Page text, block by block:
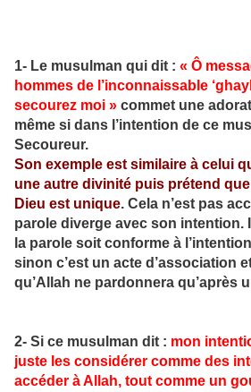
1- Le musulman qui dit : « Ô
hommes de l’inconnaissable
secourez moi » commet une
même si dans l’intention de ce
Secoureur.
Son exemple est similaire à celui
une autre divinité puis prétend
Dieu est unique. Cela n’est pas
parole diverge avec son intention.
la parole soit conforme à
sinon c’est un acte d’association
qu’Allah ne pardonnera qu’après
2- Si ce musulman dit : mon
juste les considérer comme des
accéder à Allah, tout comme un